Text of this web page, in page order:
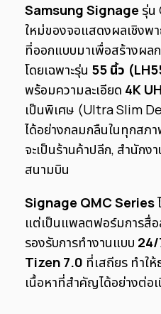
Samsung Signage รุ่น
ใหม่ของจอแสดงผลเชิง
ที่ออกแบบมาเพื่อสร้างผล
โดยเฉพาะรุ่น 55 นิ้ว
พร้อมความละเอียด 4K
เป็นพิเศษ (Ultra Slim
ได้อย่างกลมกลืนในทุกสภ
จะเป็นร้านค้าปลีก, สำนักง
สนามบิน
Signage QMC Series
แต่เป็นแพลตฟอร์มการสื่
รองรับการทำงานแบบ 24/
Tizen 7.0 ที่เสถียร ทำใ
เนื้อหาที่สำคัญได้อย่างต่อเ